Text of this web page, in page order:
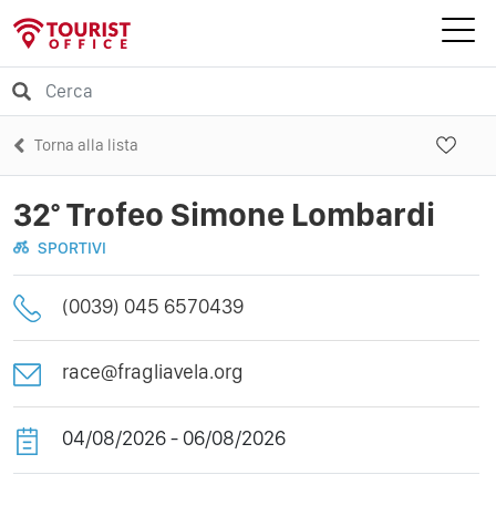
Torna alla lista
32° Trofeo Simone Lombardi
SPORTIVI
(0039) 045 6570439
race@fragliavela.org
04/08/2026 - 06/08/2026